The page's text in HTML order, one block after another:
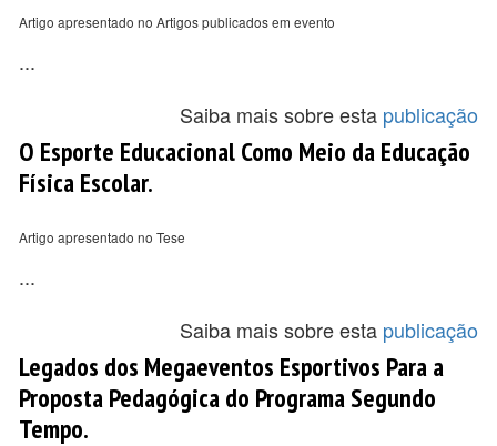
Artigo apresentado no Artigos publicados em evento
...
Saiba mais sobre esta publicação
O Esporte Educacional Como Meio da Educação
Física Escolar.
Artigo apresentado no Tese
...
Saiba mais sobre esta publicação
Legados dos Megaeventos Esportivos Para a
Proposta Pedagógica do Programa Segundo
Tempo.